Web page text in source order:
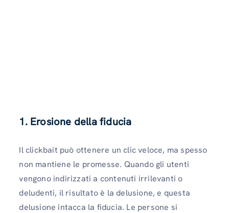
1. Erosione della fiducia
Il clickbait può ottenere un clic veloce, ma spesso
non mantiene le promesse. Quando gli utenti
vengono indirizzati a contenuti irrilevanti o
deludenti, il risultato è la delusione, e questa
delusione intacca la fiducia. Le persone si